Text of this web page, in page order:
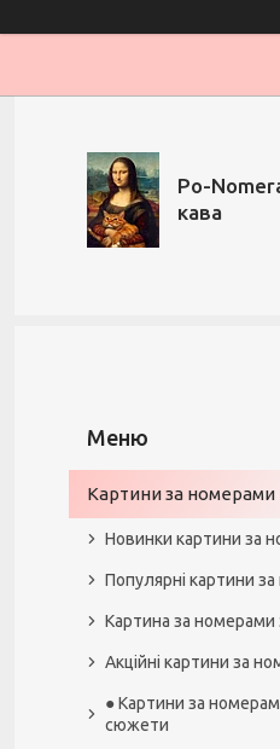
Po-
кава
Картини за номерами
Новинки картини за
Популярні картини
Картина за номерами
Акційні картини за
● Картини за
сюжети